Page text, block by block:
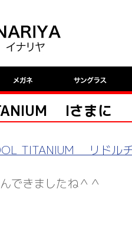
Iさまに
TITANIUM リドル
できましたね＾＾